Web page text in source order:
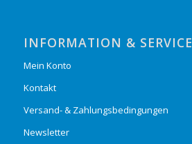
INFORMATION & SERVICE
Mein Konto
Kontakt
Versand- & Zahlungsbedingungen
Newsletter